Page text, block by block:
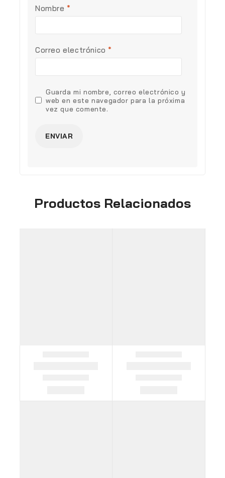
Nombre*
Correo electrónico*
Guarda mi nombre, correo electrónico y
web en este navegador para la próxima
vez que comente.
Productos Relacionados